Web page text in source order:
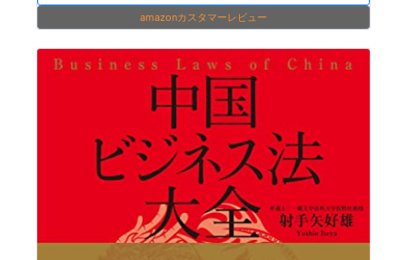
amazonカスタマーレビュー